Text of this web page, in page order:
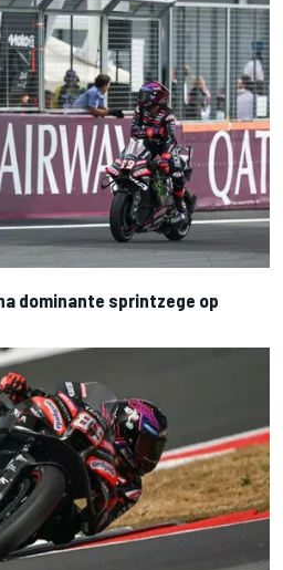
dominante sprintzege op